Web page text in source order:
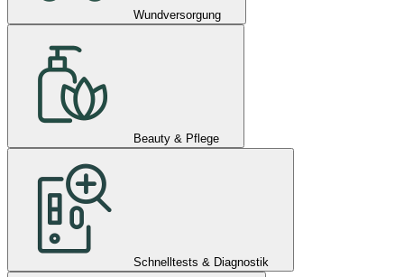
Wundversorgung
Beauty & Pflege
Schnelltests & Diagnostik